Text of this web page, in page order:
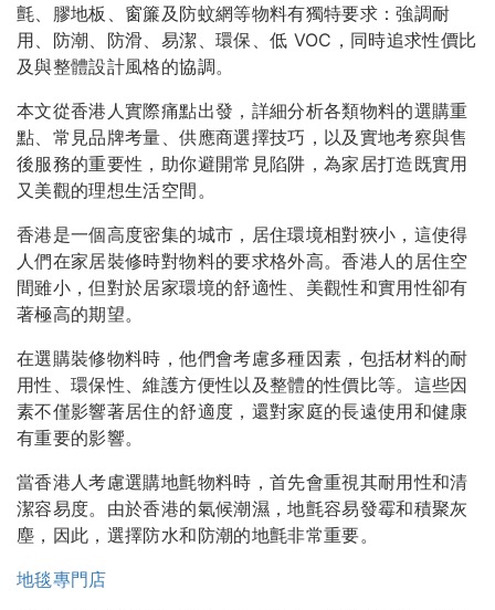
氈、膠地板、窗簾及防蚊網等物料有獨特要求：強調耐
用、防潮、防滑、易潔、環保、低 VOC，同時追求性價比
及與整體設計風格的協調。
本文從香港人實際痛點出發，詳細分析各類物料的選購重
點、常見品牌考量、供應商選擇技巧，以及實地考察與售
後服務的重要性，助你避開常見陷阱，為家居打造既實用
又美觀的理想生活空間。
香港是一個高度密集的城市，居住環境相對狹小，這使得
人們在家居裝修時對物料的要求格外高。香港人的居住空
間雖小，但對於居家環境的舒適性、美觀性和實用性卻有
著極高的期望。
在選購裝修物料時，他們會考慮多種因素，包括材料的耐
用性、環保性、維護方便性以及整體的性價比等。這些因
素不僅影響著居住的舒適度，還對家庭的長遠使用和健康
有重要的影響。
當香港人考慮選購地氈物料時，首先會重視其耐用性和清
潔容易度。由於香港的氣候潮濕，地氈容易發霉和積聚灰
塵，因此，選擇防水和防潮的地氈非常重要。
地毯專門店